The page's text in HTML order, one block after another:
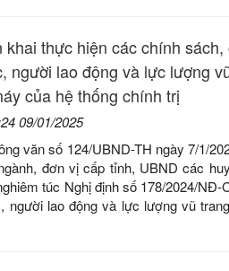
khai thực hiện các chính
người lao động và lực lượng
của hệ thống chính trị
09/01/2025
văn số 124/UBND-TH ngày 7/1/
đơn vị cấp tỉnh, UBND các
túc Nghị định số 178/2024/
lao động và lực lượng vũ